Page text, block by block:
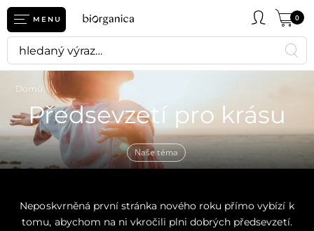
MENU 0
Domů
Předsevzetí pro krásu
Naše téma
Neposkvrněná první stránka nového roku přímo vybízí k
tomu, abychom na ni vkročili plni dobrých předsevzetí.